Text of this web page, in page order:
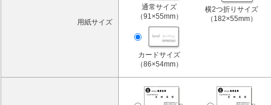
用紙サイズ
通常サイズ
（91×55mm）
横2つ折りサイズ
（182×55mm）
カードサイズ
（86×54mm）